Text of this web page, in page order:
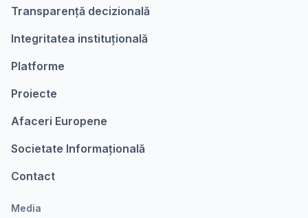
Transparență decizională
Integritatea instituțională
Platforme
Proiecte
Afaceri Europene
Societate Informațională
Contact
Media